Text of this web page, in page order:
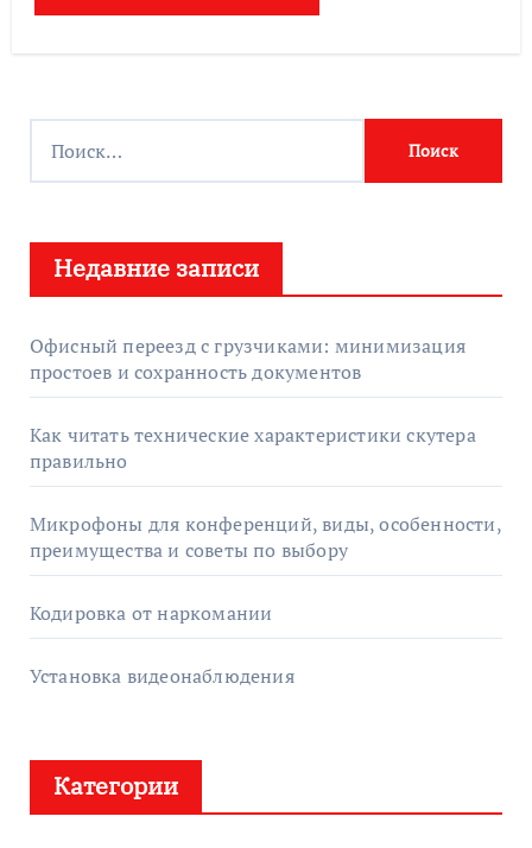
:
Недавние записи
Офисный переезд с грузчиками: минимизация
простоев и сохранность документов
Как читать технические характеристики скутера
правильно
Микрофоны для конференций, виды, особенности,
преимущества и советы по выбору
Кодировка от наркомании
Установка видеонаблюдения
Категории